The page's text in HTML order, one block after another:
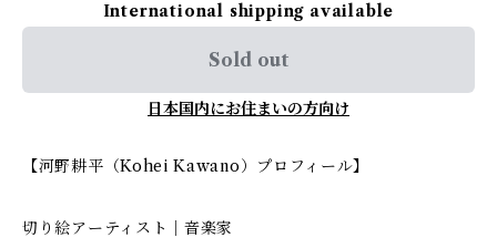
International shipping available
Sold out
日本国内にお住まいの方向け
【河野耕平（Kohei Kawano）プロフィール】
切り絵アーティスト｜音楽家